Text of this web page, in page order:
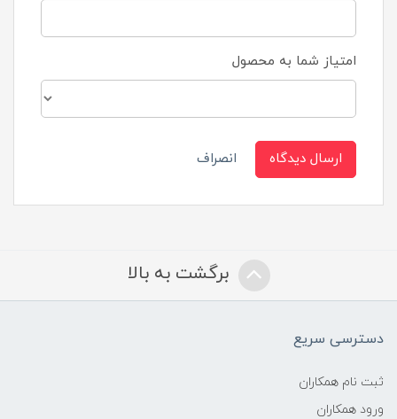
امتیاز شما به محصول
ارسال دیدگاه انصراف
برگشت به بالا
دسترسی سریع
ثبت نام همکاران
ورود همکاران